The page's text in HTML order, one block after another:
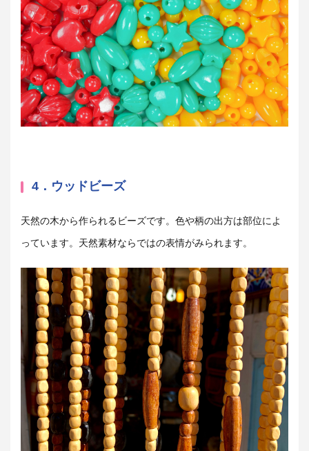
4．ウッドビーズ
天然の木から作られるビーズです。色や柄の出方は部位によ
っています。天然素材ならではの表情がみられます。